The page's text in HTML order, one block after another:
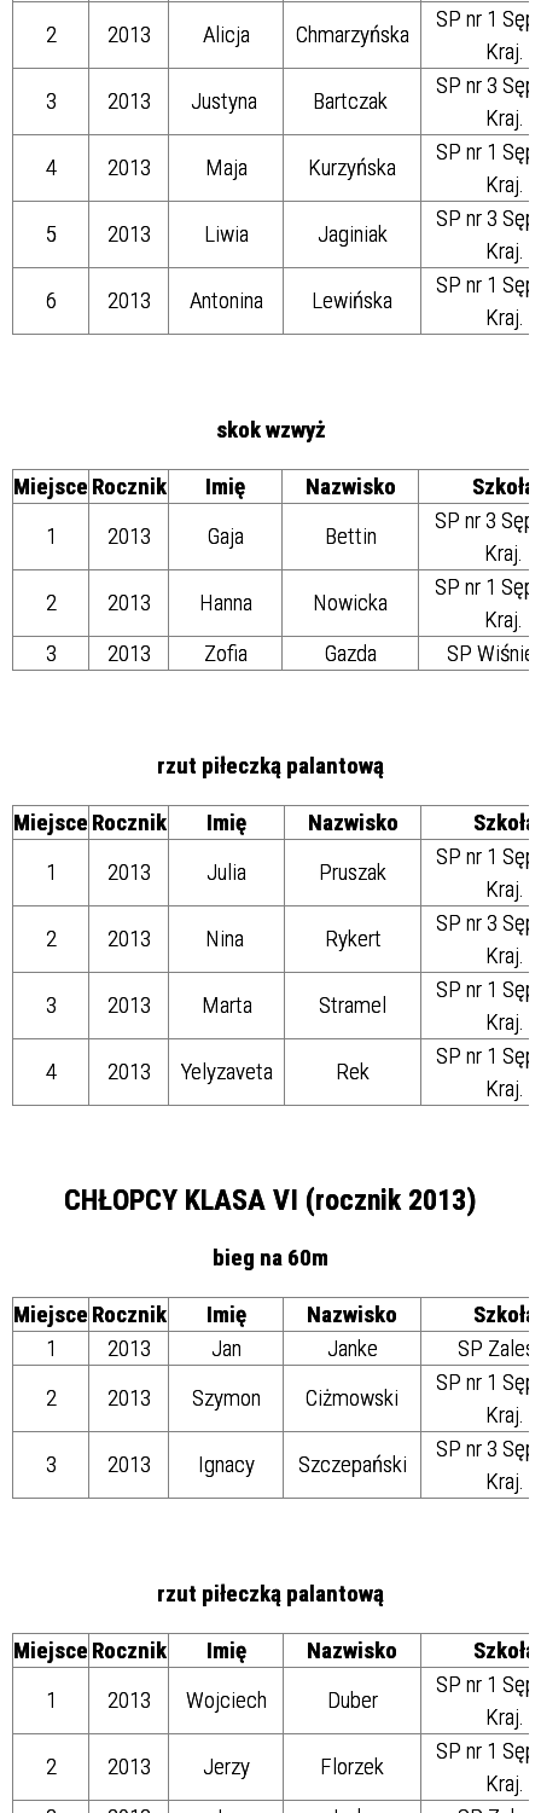
2
2013 Alicja Chmarzyńska
SP nr 1
Kraj.
3
2013 Justyna Bartczak
SP nr 3
Kraj.
4
2013 Maja Kurzyńska
SP nr 1
Kraj.
5
2013 Liwia Jaginiak
SP nr 3
Kraj.
6
2013 Antonina Lewińska
SP nr 1
Kraj.
skok wzwyż
Miejsce Rocznik Imię Nazwisko
Szkoła
1
2013 Gaja Bettin
SP nr 3
Kraj.
2
2013 Hanna Nowicka
SP nr 1
Kraj.
3
2013 Zofia Gazda SP
rzut piłeczką palantową
Miejsce Rocznik Imię Nazwisko
Szkoła
1
2013 Julia Pruszak
SP nr 1
Kraj.
2
2013 Nina Rykert
SP nr 3
Kraj.
3
2013 Marta Stramel
SP nr 1
Kraj.
4
2013 Yelyzaveta Rek
SP nr 1
Kraj.
CHŁOPCY KLASA VI (rocznik 2013)
bieg na 60m
Miejsce Rocznik Imię Nazwisko
Szkoła
1
2013 Jan Janke
SP
2
2013 Szymon Ciżmowski
SP nr 1
Kraj.
3
2013 Ignacy Szczepański
SP nr 3
Kraj.
rzut piłeczką palantową
Miejsce Rocznik Imię Nazwisko
Szkoła
1
2013 Wojciech Duber
SP nr 1
Kraj.
2
2013 Jerzy Florzek
SP nr 1
Kraj.